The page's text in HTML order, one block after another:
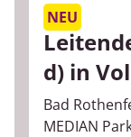
NEU
d) in
Bad
MEDIAN